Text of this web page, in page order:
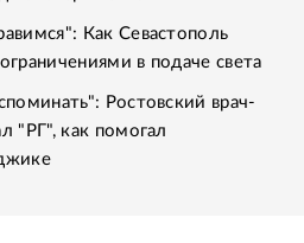
Как Севастополь
в подаче света
Ростовский врач-
"РГ", как помогал